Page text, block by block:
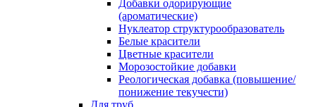
Добавки одорирующие
(ароматические)
Нуклеатор структурообразователь
Белые красители
Цветные красители
Морозостойкие добавки
Реологическая добавка (повышение/
понижение текучести)
Для труб